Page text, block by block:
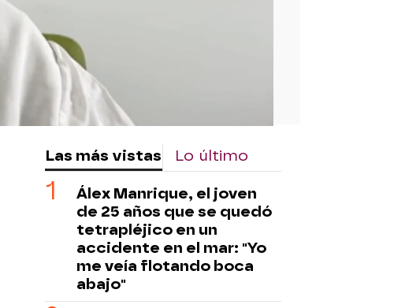
Las más vistas Lo último
Álex Manrique, el joven
de 25 años que se quedó
tetrapléjico en un
accidente en el mar: "Yo
me veía flotando boca
abajo"